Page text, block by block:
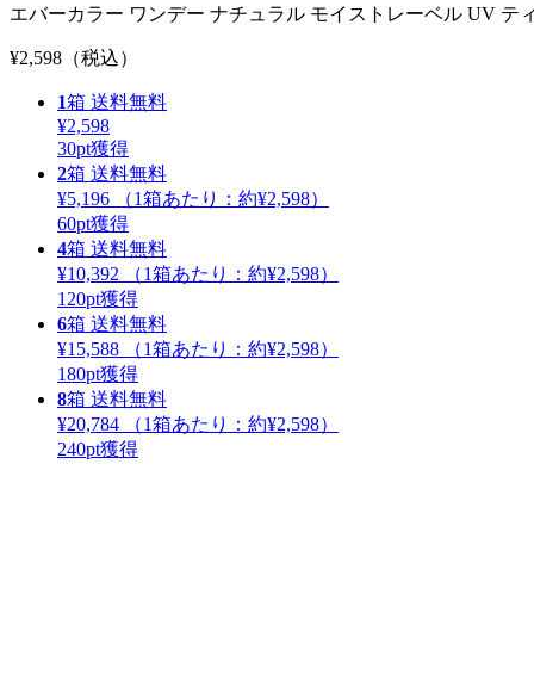
エバーカラー ワンデー ナチュラル モイストレーベル UV テ
¥2,598 （税込）
1箱 送料無料
¥2,598
30pt獲得
2箱 送料無料
¥5,196
（1箱あたり： 約¥2,598）
60pt獲得
4箱 送料無料
¥10,392
（1箱あたり： 約¥2,598）
120pt獲得
6箱 送料無料
¥15,588
（1箱あたり： 約¥2,598）
180pt獲得
8箱 送料無料
¥20,784
（1箱あたり： 約¥2,598）
240pt獲得